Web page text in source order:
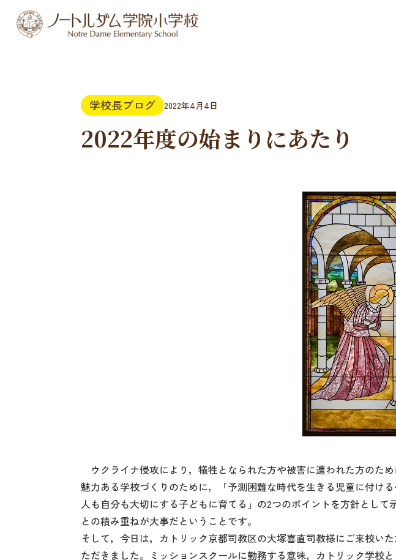
学校長ブログ 2022年4月4日
2022年度の始まりにあたり
ウクライナ侵攻により，犠牲となられた方や被害に遭われた方のた
魅力ある学校づくりのために，「予測困難な時代を生きる児童に付け
人も自分も大切にする子どもに育てる」の2つのポイントを方針とし
との積み重ねが大事だということです。
そして，今日は，カトリック京都司教区の大塚喜直司教様にご来校い
ただきました。ミッションスクールに勤務する意味，カトリック学校